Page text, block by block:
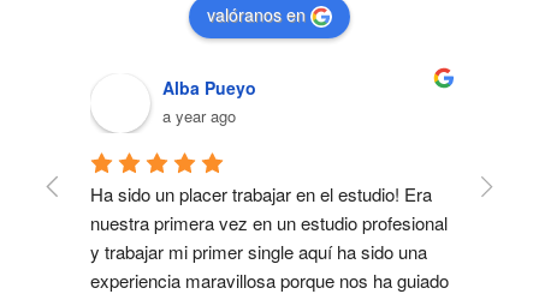
valóranos en
Alba Pueyo
a year ago
Ha sido un placer trabajar en el estudio! Era
nuestra primera vez en un estudio profesional
y trabajar mi primer single aquí ha sido una
experiencia maravillosa porque nos ha guiado